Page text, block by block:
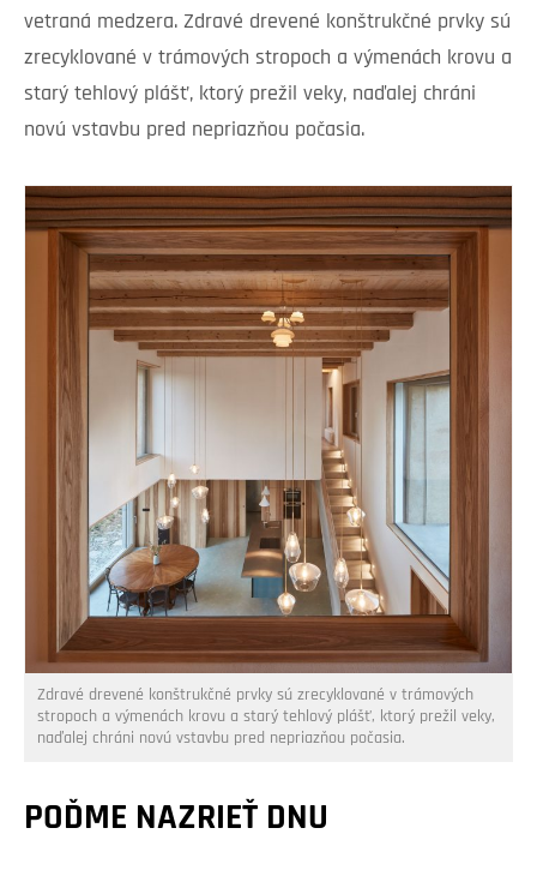
vetraná medzera. Zdravé drevené konštrukčné prvky sú
zrecyklované v trámových stropoch a výmenách krovu a
starý tehlový plášť, ktorý prežil veky, naďalej chráni
novú vstavbu pred nepriazňou počasia.
Zdravé drevené konštrukčné prvky sú zrecyklované v trámových
stropoch a výmenách krovu a starý tehlový plášť, ktorý prežil veky,
naďalej chráni novú vstavbu pred nepriazňou počasia.
POĎME NAZRIEŤ DNU